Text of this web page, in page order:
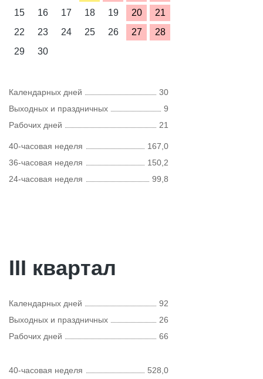
15
16 17 18 19 20
21
22
23 24 25 26 27
28
29
30
Календарных дней
30
Выходных и праздничных
9
Рабочих дней
21
40-часовая неделя
167,0
36-часовая неделя
150,2
24-часовая неделя
99,8
III квартал
Календарных дней
92
Выходных и праздничных
26
Рабочих дней
66
40-часовая неделя 528,0